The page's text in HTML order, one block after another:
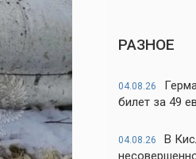
РАЗНОЕ
04.08.26
билет за 49
04.08.26
В